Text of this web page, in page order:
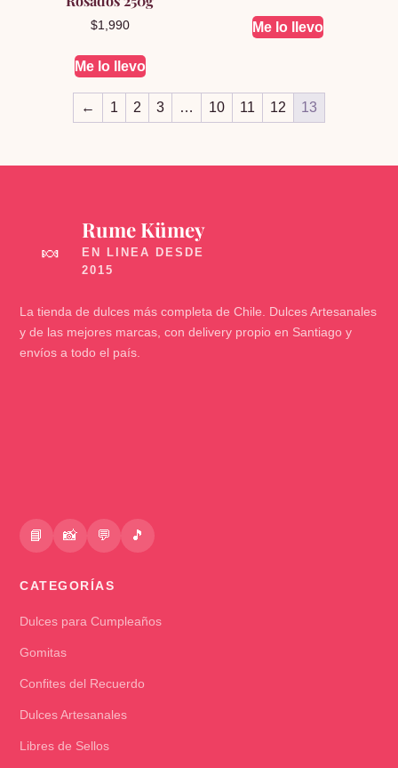
$1,990
Me lo llevo
Me lo llevo
← 1 2 3 … 10 11 12 13
🍬
Rume Kümey
La tienda de dulces más completa de Chile. Dulces Artesanales
y de las mejores marcas, con delivery propio en Santiago y
envíos a todo el país.
📘 📸 💬 🎵
CATEGORÍAS
Dulces para Cumpleaños
Gomitas
Confites del Recuerdo
Dulces Artesanales
Libres de Sellos